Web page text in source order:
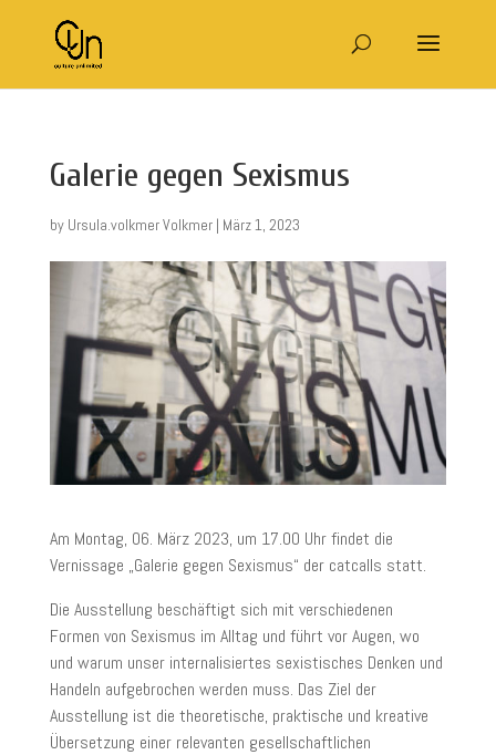
Galerie gegen Sexismus
by Ursula.volkmer Volkmer| März 1, 2023
Am Montag, 06. März 2023, um 17.00 Uhr findet die
Vernissage „Galerie gegen Sexismus“ der catcalls statt.
Die Ausstellung beschäftigt sich mit verschiedenen
Formen von Sexismus im Alltag und führt vor Augen, wo
und warum unser internalisiertes sexistisches Denken und
Handeln aufgebrochen werden muss. Das Ziel der
Ausstellung ist die theoretische, praktische und kreative
Übersetzung einer relevanten gesellschaftlichen